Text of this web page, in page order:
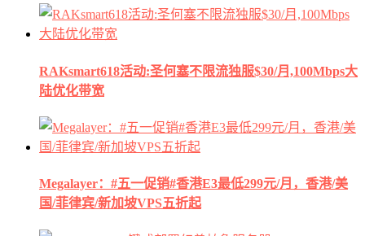
RAKsmart618活动:圣何塞不限流独服$30/月,100Mbps大
陆优化带宽
Megalayer：#五一促销#香港E3最低299元/月，香港/美
国/菲律宾/新加坡VPS五折起